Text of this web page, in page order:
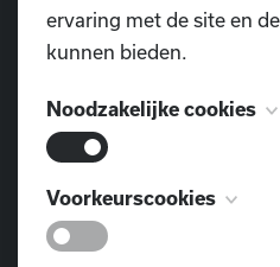
ervaring met de site en
kunnen bieden.
Noodzakelijke cookies
Deze cookies zijn
functioneren van de
Voorkeurscookies